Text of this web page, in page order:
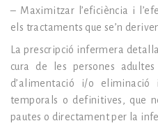
– Maximitzar l’eficiència i
els tractaments que se’n
La prescripció infermera
cura de les persones
d’alimentació
i/o eliminació
temporals o definitives, que
pautes o directament per la